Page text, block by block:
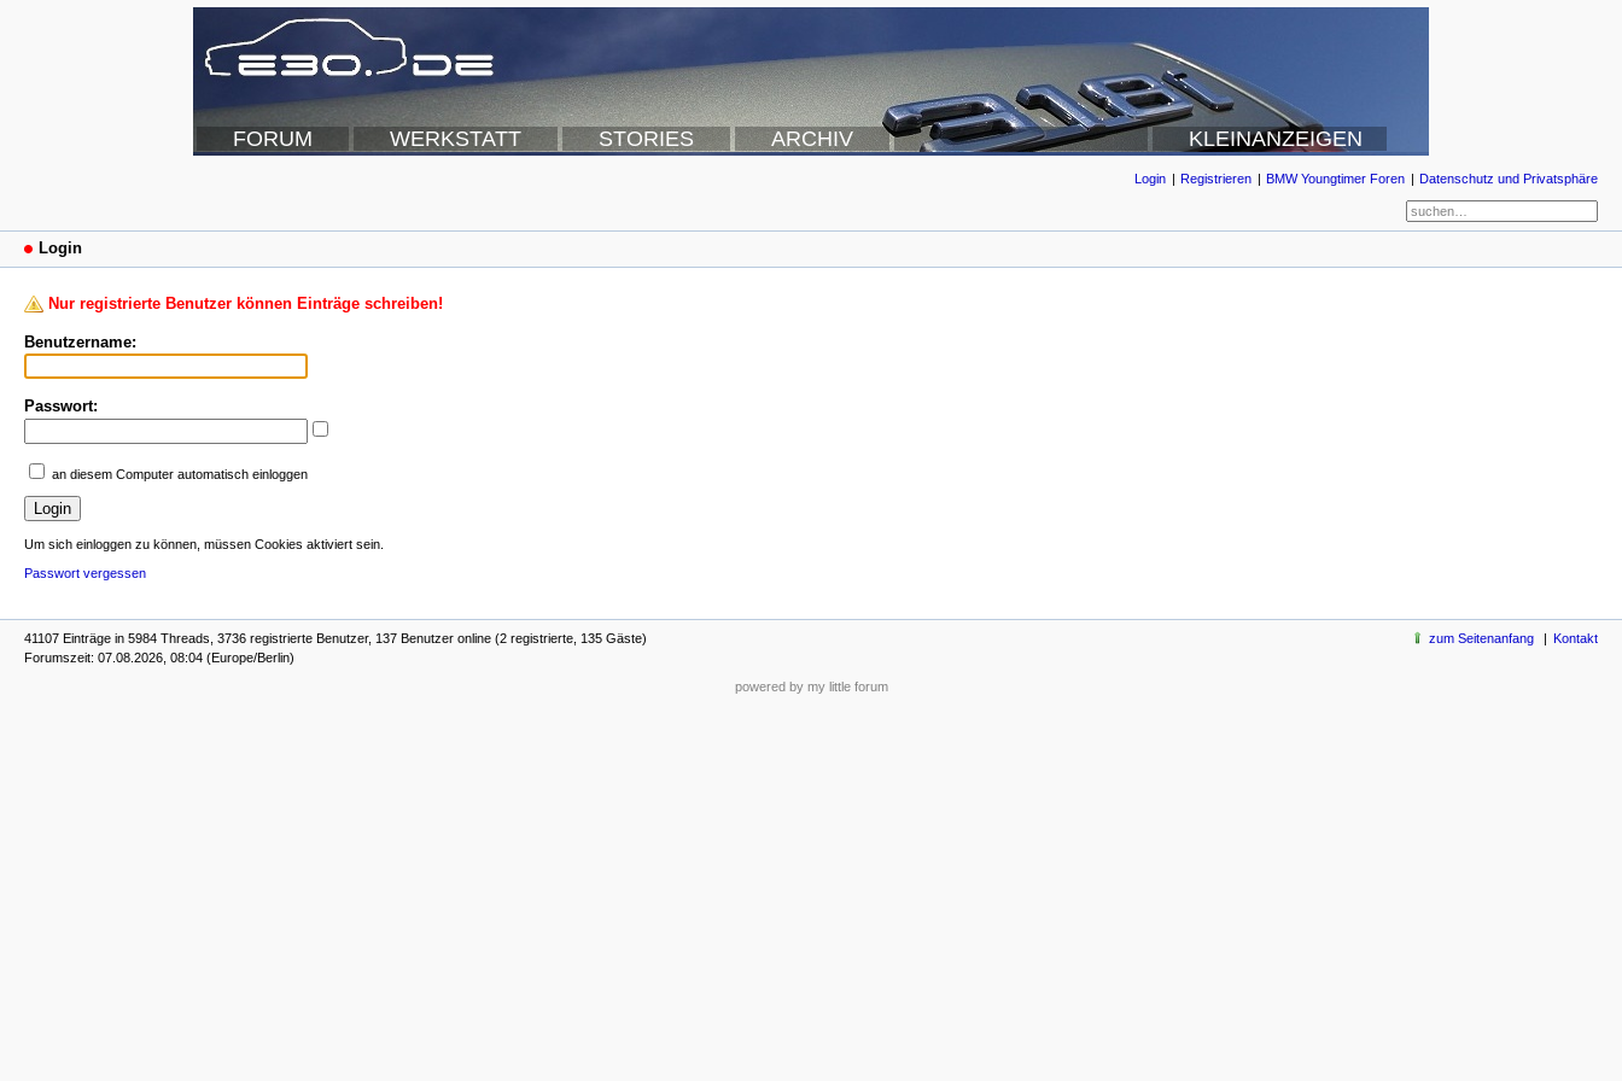
FORUM WERKSTATT STORIES ARCHIV KLEINANZEIGEN
Login Registrieren BMW Youngtimer Foren Datenschutz und Privatsphäre
Login
Nur registrierte Benutzer können Einträge schreiben!
Benutzername:
Passwort:
an diesem Computer automatisch einloggen
Um sich einloggen zu können, müssen Cookies aktiviert sein.
Passwort vergessen
41107 Einträge in 5984 Threads, 3736 registrierte Benutzer, 137 Benutzer online (2 registrierte, 135 Gäste)
Forumszeit: 07.08.2026, 08:04 (Europe/Berlin)
zum Seitenanfang Kontakt
powered by my little forum